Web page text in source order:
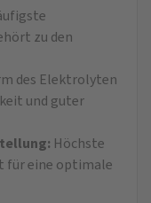
zu den
des Elektrolyten
und guter
Höchste
für eine optimale